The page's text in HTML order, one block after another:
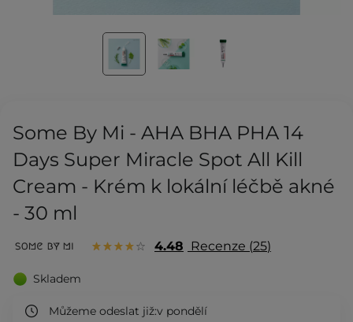
Some By Mi - AHA BHA PHA 14
Days Super Miracle Spot All Kill
Cream - Krém k lokální léčbě akné
- 30 ml
4.48 Recenze 25
Skladem
Můžeme odeslat již:v pondělí